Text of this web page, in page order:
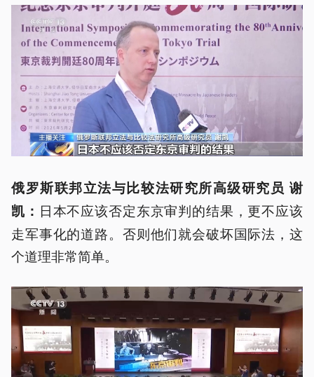
俄罗斯联邦立法与比较法研究所高级研究员 谢
凯： 日本不应该否定东京审判的结果，更不应该
走军事化的道路。否则他们就会破坏国际法，这
个道理非常简单。